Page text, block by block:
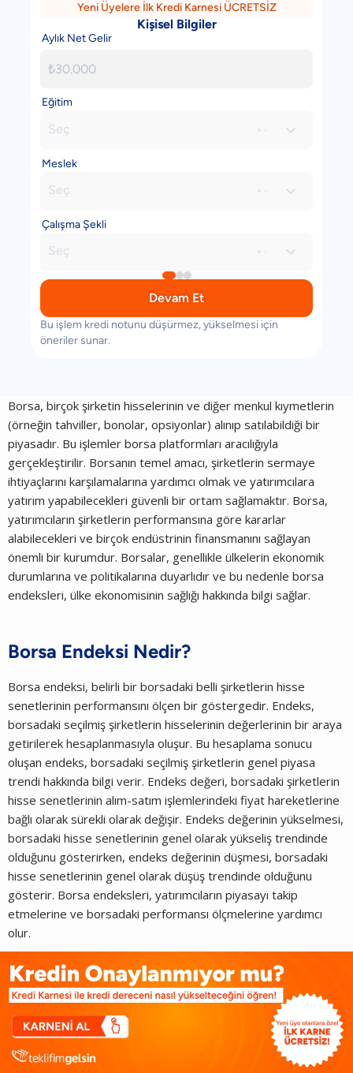
Yeni Üyelere İlk Kredi Karnesi ÜCRETSİZ
Kişisel Bilgiler
Aylık Net Gelir
Eğitim
Seç 
Meslek
Seç 
Çalışma Şekli
Seç 
Devam Et
Bu işlem kredi notunu düşürmez, yükselmesi için
öneriler sunar.
Borsa, birçok şirketin hisselerinin ve diğer menkul kıymetlerin
(örneğin tahviller, bonolar, opsiyonlar) alınıp satılabildiği bir
piyasadır. Bu işlemler borsa platformları aracılığıyla
gerçekleştirilir. Borsanın temel amacı, şirketlerin sermaye
ihtiyaçlarını karşılamalarına yardımcı olmak ve yatırımcılara
yatırım yapabilecekleri güvenli bir ortam sağlamaktır. Borsa,
yatırımcıların şirketlerin performansına göre kararlar
alabilecekleri ve birçok endüstrinin finansmanını sağlayan
önemli bir kurumdur. Borsalar, genellikle ülkelerin ekonomik
durumlarına ve politikalarına duyarlıdır ve bu nedenle borsa
endeksleri, ülke ekonomisinin sağlığı hakkında bilgi sağlar.
Borsa Endeksi Nedir?
Borsa endeksi, belirli bir borsadaki belli şirketlerin hisse
senetlerinin performansını ölçen bir göstergedir. Endeks,
borsadaki seçilmiş şirketlerin hisselerinin değerlerinin bir araya
getirilerek hesaplanmasıyla oluşur. Bu hesaplama sonucu
oluşan endeks, borsadaki seçilmiş şirketlerin genel piyasa
trendi hakkında bilgi verir. Endeks değeri, borsadaki şirketlerin
hisse senetlerinin alım-satım işlemlerindeki fiyat hareketlerine
bağlı olarak sürekli olarak değişir. Endeks değerinin yükselmesi,
borsadaki hisse senetlerinin genel olarak yükseliş trendinde
olduğunu gösterirken, endeks değerinin düşmesi, borsadaki
hisse senetlerinin genel olarak düşüş trendinde olduğunu
gösterir. Borsa endeksleri, yatırımcıların piyasayı takip
etmelerine ve borsadaki performansı ölçmelerine yardımcı
olur.